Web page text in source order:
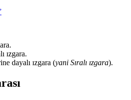
ızgara.
dayalı ızgara (yani Sıralı ızgara).